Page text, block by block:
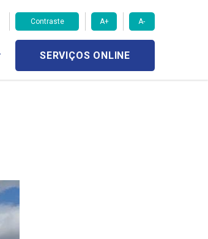
Contraste A+ A-
SERVIÇOS ONLINE